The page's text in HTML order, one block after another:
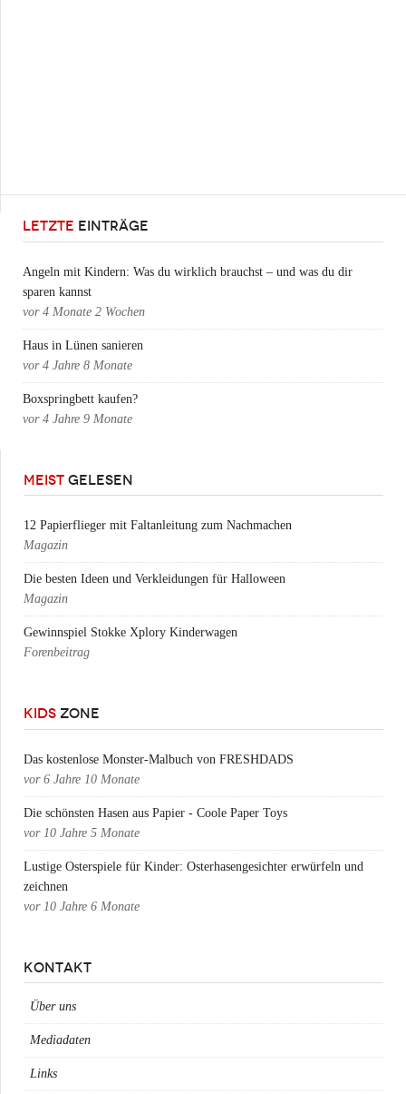
LETZTE EINTRÄGE
Angeln mit Kindern: Was du wirklich brauchst – und was du dir
sparen kannst
vor 4 Monate 2 Wochen
Haus in Lünen sanieren
vor 4 Jahre 8 Monate
Boxspringbett kaufen?
vor 4 Jahre 9 Monate
MEIST GELESEN
12 Papierflieger mit Faltanleitung zum Nachmachen
Magazin
Die besten Ideen und Verkleidungen für Halloween
Magazin
Gewinnspiel Stokke Xplory Kinderwagen
Forenbeitrag
KIDS ZONE
Das kostenlose Monster-Malbuch von FRESHDADS
vor 6 Jahre 10 Monate
Die schönsten Hasen aus Papier - Coole Paper Toys
vor 10 Jahre 5 Monate
Lustige Osterspiele für Kinder: Osterhasengesichter erwürfeln und
zeichnen
vor 10 Jahre 6 Monate
KONTAKT
Über uns
Mediadaten
Links